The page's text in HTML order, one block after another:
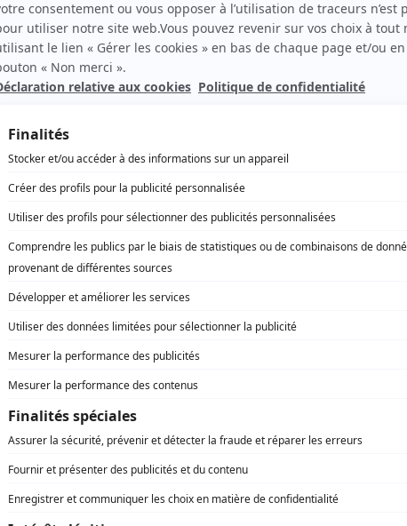
rythme de la campagne, avec ses plaisirs… et ses désagréments.
Hauts-de-France
bretons
19 NOVEMBRE 2021
Les élus de la Région Hauts-de-France dénoncent la « capitulation
du gouvernement » dans le dossier de la non-délivrance des
licences de pêche.
Le Salon de l’Agriculture dans votre
salon !
27 FÉVRIER 2021
Pour répondre à l’annulation du Salon de l’Agriculture, la Région
Hauts-de-France amène chez vous, jusqu’au 7 mars, le salon de
l’agriculture régionale, via une chaîne Youtube.